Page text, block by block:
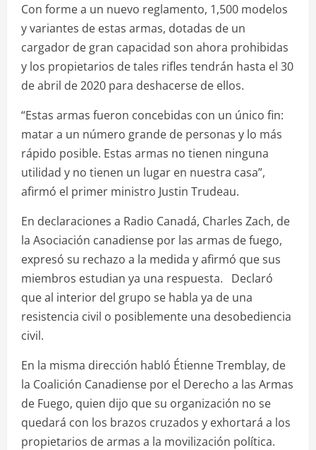
Con forme a un nuevo reglamento, 1,500 modelos
y variantes de estas armas, dotadas de un
cargador de gran capacidad son ahora prohibidas
y los propietarios de tales rifles tendrán hasta el 30
de abril de 2020 para deshacerse de ellos.
“Estas armas fueron concebidas con un único fin:
matar a un número grande de personas y lo más
rápido posible. Estas armas no tienen ninguna
utilidad y no tienen un lugar en nuestra casa”,
afirmó el primer ministro Justin Trudeau.
En declaraciones a Radio Canadá, Charles Zach, de
la Asociación canadiense por las armas de fuego,
expresó su rechazo a la medida y afirmó que sus
miembros estudian ya una respuesta. Declaró
que al interior del grupo se habla ya de una
resistencia civil o posiblemente una desobediencia
civil.
En la misma dirección habló Étienne Tremblay, de
la Coalición Canadiense por el Derecho a las Armas
de Fuego, quien dijo que su organización no se
quedará con los brazos cruzados y exhortará a los
propietarios de armas a la movilización política.